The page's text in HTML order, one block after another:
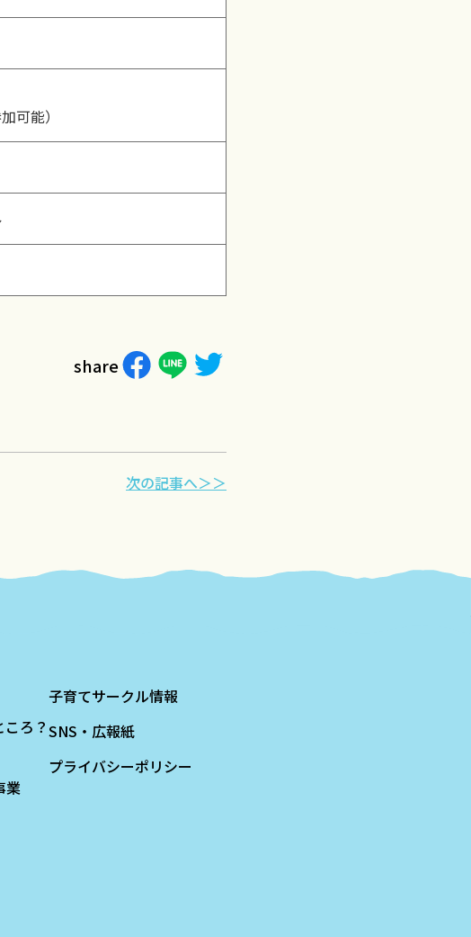
可能）
share
次の記事へ＞＞
ろ？
業
子育てサークル情報
SNS・広報紙
プライバシーポリシー